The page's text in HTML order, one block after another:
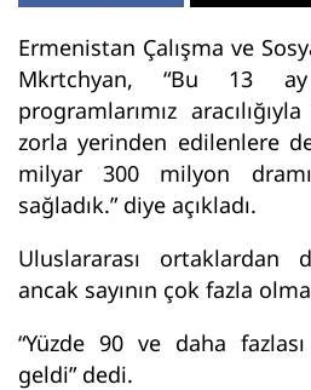
Ermenistan Çalışma ve
Mkrtchyan, “Bu 13
programlarımız
zorla yerinden edilenlere
milyar 300 milyon
sağladık.” diye açıkladı.
Uluslararası ortaklardan
ancak sayının çok fazla
“Yüzde 90 ve daha
geldi” dedi.